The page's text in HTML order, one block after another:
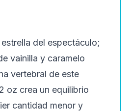
del espectáculo;
vainilla y caramelo
vertebral de este
oz crea un equilibrio
cantidad menor y